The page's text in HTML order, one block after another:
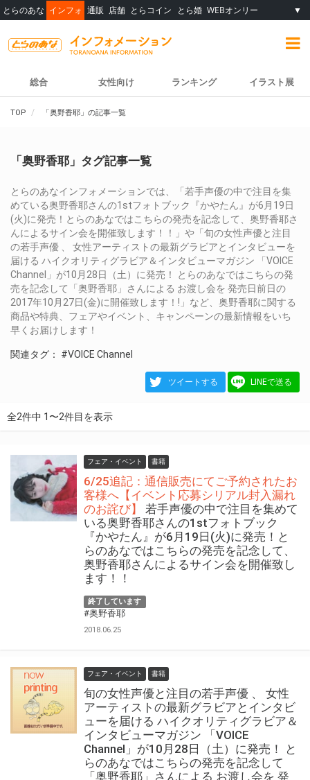
とらのあな インフォ 通販 店舗 とらコイン とら婚 WEBオンリー ▼
総合 女性向け ランキング イラスト展
TOP 「奥野香耶」の記事一覧
「奥野香耶」タグ記事一覧
とらのあなインフォメーションでは、「若手声優の中で注目を集
めている奥野香耶さんの1stフォトブック『かやたん』が6月19日
(火)に発売！とらのあなではこちらの発売を記念して、奥野香耶さ
んによるサイン会を開催致します！！」や「旬の女性声優と注目
の若手声優 、 女性アーティストの最新グラビアとインタビューを
届ける ハイクオリティグラビア＆インタビューマガジン 「VOICE
Channel」が10月28日（土）に発売！ とらのあなではこちらの発
売を記念して「奥野香耶」さんによる お渡し会を 発売日前日の
2017年10月27日(金)に開催致します！!」など、奥野香耶に関する
商品や特典、フェアやイベント、キャンペーンの最新情報をいち
早くお届けします！
関連タグ： #VOICE Channel
ツイートする LINEで送る
全2件中 1〜2件目を表示
フェア・イベント 書籍
6/25追記：通信販売にてご予約されたお
客様へ【イベント応募シリアル封入漏れ
のお詫び】
若手声優の中で注目を集めて
いる奥野香耶さんの1stフォトブック
『かやたん』が6月19日(火)に発売！と
らのあなではこちらの発売を記念して、
奥野香耶さんによるサイン会を開催致し
ます！！
終了しています
#奥野香耶
2018.06.25
フェア・イベント 書籍
旬の女性声優と注目の若手声優 、 女性
アーティストの最新グラビアとインタビ
ューを届ける ハイクオリティグラビア＆
インタビューマガジン 「VOICE
Channel」が10月28日（土）に発売！ と
らのあなではこちらの発売を記念して
「奥野香耶」さんによる お渡し会を 発